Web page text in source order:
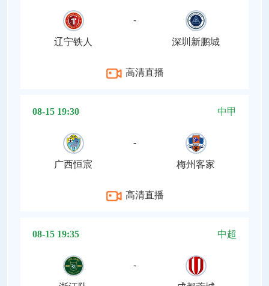
辽宁铁人
-
深圳新鹏城
高清直播
08-15 19:30 中甲
广西恒宸
-
梅州客家
高清直播
08-15 19:35 中超
-